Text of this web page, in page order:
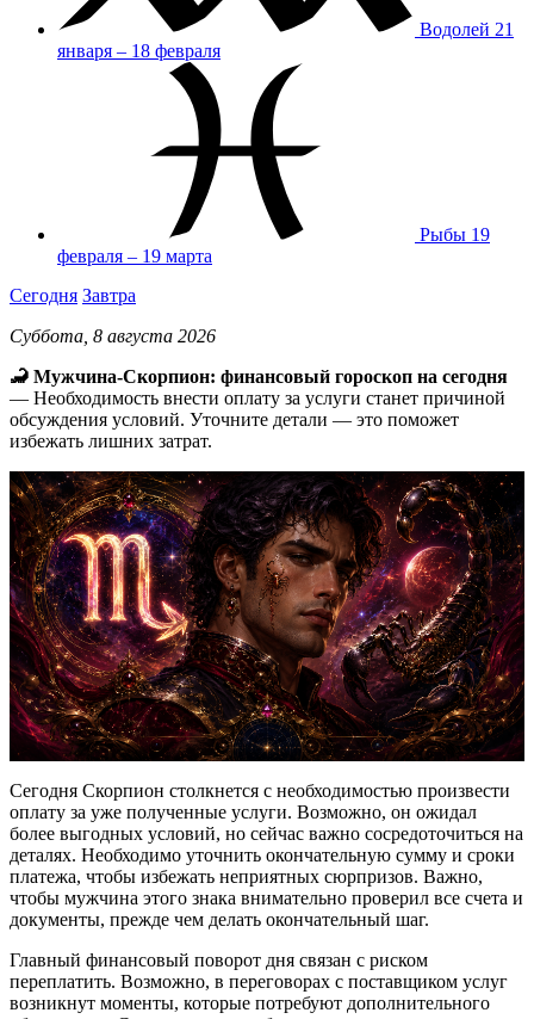
Водолей 21
января – 18 февраля
Рыбы 19
февраля – 19 марта
Сегодня Завтра
Суббота, 8 августа 2026
🦂 Мужчина-Скорпион: финансовый гороскоп на сегодня
— Необходимость внести оплату за услуги станет причиной
обсуждения условий. Уточните детали — это поможет
избежать лишних затрат.
Сегодня Скорпион столкнется с необходимостью произвести
оплату за уже полученные услуги. Возможно, он ожидал
более выгодных условий, но сейчас важно сосредоточиться на
деталях. Необходимо уточнить окончательную сумму и сроки
платежа, чтобы избежать неприятных сюрпризов. Важно,
чтобы мужчина этого знака внимательно проверил все счета и
документы, прежде чем делать окончательный шаг.
Главный финансовый поворот дня связан с риском
переплатить. Возможно, в переговорах с поставщиком услуг
возникнут моменты, которые потребуют дополнительного